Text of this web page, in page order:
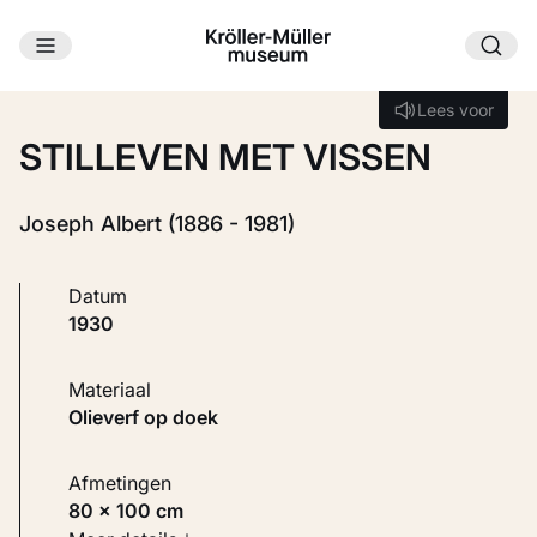
Ga naar hoofdinhoud
Lees voor
Lees voor
STILLEVEN MET VISSEN
Joseph Albert (1886 - 1981)
Datum
1930
Materiaal
Olieverf op doek
Afmetingen
80 × 100 cm